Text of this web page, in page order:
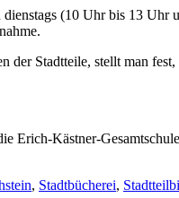
(10 Uhr bis 13
der Stadtteile, stellt man
Erich-Kästner-
, Stadtbücherei,